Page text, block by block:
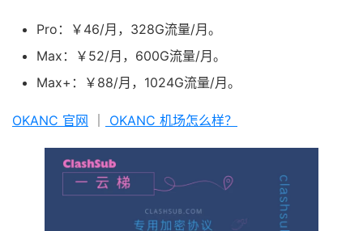
Pro：￥46/月，328G流量/月。
Max：￥52/月，600G流量/月。
Max+：￥88/月，1024G流量/月。
OKANC 官网 OKANC 机场怎么样？